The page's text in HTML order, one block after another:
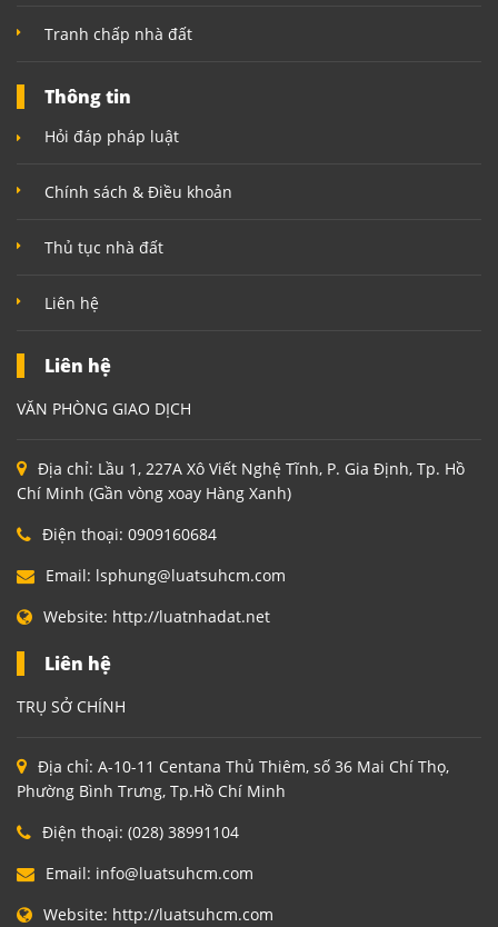
Tranh chấp nhà đất
Thông tin
Hỏi đáp pháp luật
Chính sách & Điều khoản
Thủ tục nhà đất
Liên hệ
Liên hệ
VĂN PHÒNG GIAO DỊCH
Địa chỉ: Lầu 1, 227A Xô Viết Nghệ Tĩnh, P. Gia Định, Tp. Hồ
Chí Minh (Gần vòng xoay Hàng Xanh)
Điện thoại: 0909160684
Email: lsphung@luatsuhcm.com
Website: http://luatnhadat.net
Liên hệ
TRỤ SỞ CHÍNH
Địa chỉ: A-10-11 Centana Thủ Thiêm, số 36 Mai Chí Thọ,
Phường Bình Trưng, Tp.Hồ Chí Minh
Điện thoại: (028) 38991104
Email: info@luatsuhcm.com
Website: http://luatsuhcm.com